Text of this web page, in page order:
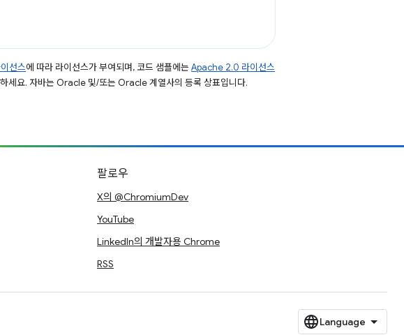
선스에 따라 라이선스가 부여되며, 코드 샘플에는 Apache 2.0 라이선스
세요. 자바는 Oracle 및/또는 Oracle 계열사의 등록 상표입니다.
팔로우
X의 @ChromiumDev
YouTube
LinkedIn의 개발자용 Chrome
RSS